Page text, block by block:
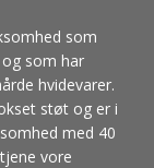
som
som har
hvidevarer.
støt og er i
med 40
vore